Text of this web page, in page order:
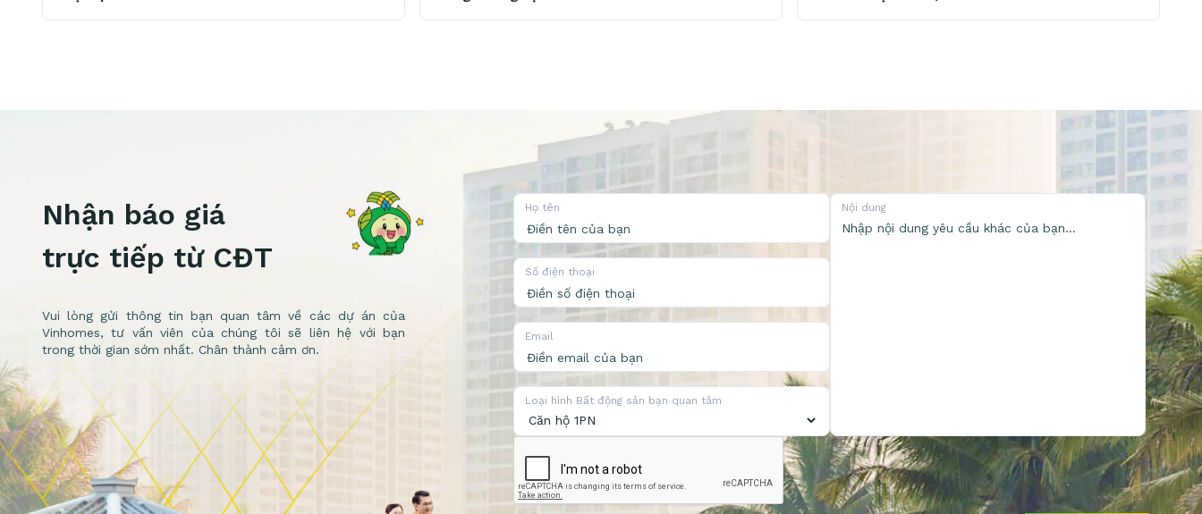
mảnh đất vàng tiềm năng”
Nhận báo giá
trực tiếp từ CĐT
Vui lòng gửi thông tin bạn quan tâm về các dự án của
Vinhomes, tư vấn viên của chúng tôi sẽ liên hệ với bạn
trong thời gian sớm nhất. Chân thành cảm ơn.
Họ tên
Số điện thoại
Email
Loại hình Bất động sản bạn quan tâm
Nội dung